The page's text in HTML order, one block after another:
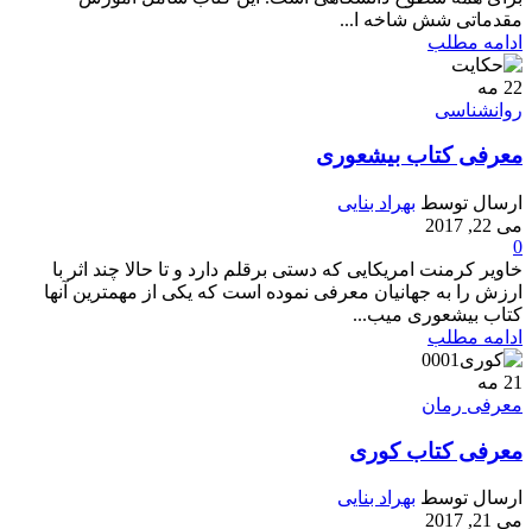
مقدماتی شش شاخه ا...
ادامه مطلب
22 مه
روانشناسی
معرفی کتاب بیشعوری
ارسال توسط بهراد بنایی
می 22, 2017
0
خاویر کرمنت امریکایی که دستی برقلم دارد و تا حالا چند اثر با
ارزش را به جهانیان معرفی نموده است که یکی از مهمترین آنها
کتاب بیشعوری میب...
ادامه مطلب
21 مه
معرفی رمان
معرفی کتاب کوری
ارسال توسط بهراد بنایی
می 21, 2017